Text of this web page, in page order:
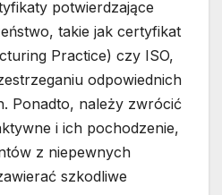
potwierdzające
takie jak certyfikat
Practice) czy ISO,
odpowiednich
Ponadto, należy zwrócić
i ich pochodzenie,
z niepewnych
szkodliwe